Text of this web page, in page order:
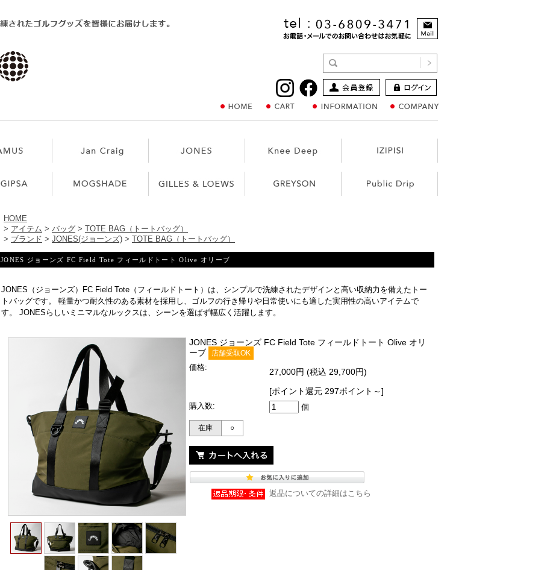
HOME
> アイテム > バッグ > TOTE BAG（トートバッグ）
> ブランド > JONES(ジョーンズ) > TOTE BAG（トートバッグ）
JONES ジョーンズ FC Field Tote フィールドトート Olive オリーブ
JONES（ジョーンズ）FC Field Tote（フィールドトート）は、シンプルで洗練されたデザインと高い収納力を備えたトー
トバッグです。 軽量かつ耐久性のある素材を採用し、ゴルフの行き帰りや日常使いにも適した実用性の高いアイテムで
す。 JONESらしいミニマルなルックスは、シーンを選ばず幅広く活躍します。
JONES ジョーンズ FC Field Tote フィールドトート Olive オリ
ーブ
店舗受取OK
価格:
27,000円 (税込 29,700円)
[ポイント還元 297ポイント～]
購入数: 個
在庫 ○
返品についての詳細はこちら